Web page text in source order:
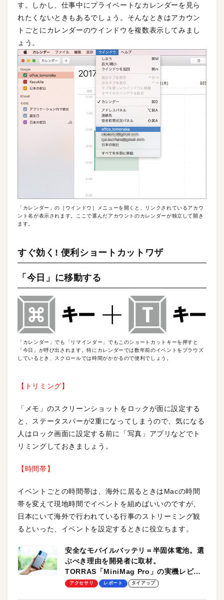
す。しかし、仕事中にプライベートなカレンダーを見ら
れたくないときもあるでしょう。そんなときはアカウン
トごとにカレンダーのウインドウを複数表示してみまし
ょう。
「カレンダー」の［ウインドウ］メニューを開くと、リンクされているアカウ
ント名が表示されます。ここで選んだアカウントのカレンダーが独立して開き
ます。
すぐ効く! 便利ショートカットワザ
「今日」に移動する
「カレンダー」でも「リマインダー」でもこのショートカットキーを押すと
「今日」が呼び出されます。特にカレンダーでは数年前のイベントをブラウズ
しているとき、スクロールでは時間がかかるので便利でしょう。
【トリミング】
「メモ」のスクリーンショットをロックが面に設定する
と、ステータスバーが2重になってしまうので、気になる
人はロック画面に設定する前に「写真」アプリなどでト
リミングしておきましょう。
【時間帯】
イベントごとの時間帯は、海外に居るときはMacの時間
帯を変えて現地時間でイベントを組めばいいのですが、
日本にいて海外で行われている行事のストリーミング観
るといった、イベントを設定するときに役立ちます。
安全なモバイルバッテリ＝半固体電池。選
ぶべき理由を開発者に取材。
TORRAS「MiniMag Pro」の実機レビュ
ーも
アクセサリ レポート タイアップ